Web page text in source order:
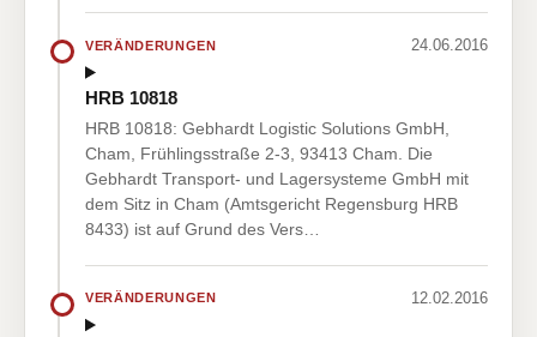
VERÄNDERUNGEN 24.06.2016
HRB 10818
HRB 10818: Gebhardt Logistic Solutions GmbH,
Cham, Frühlingsstraße 2-3, 93413 Cham. Die
Gebhardt Transport- und Lagersysteme GmbH mit
dem Sitz in Cham (Amtsgericht Regensburg HRB
8433) ist auf Grund des Vers…
VERÄNDERUNGEN 12.02.2016